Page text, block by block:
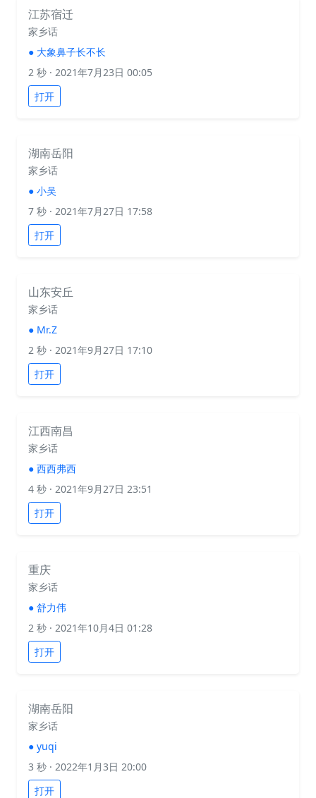
江苏宿迁
家乡话
● 大象鼻子长不长
2 秒 · 2021年7月23日 00:05
打开
湖南岳阳
家乡话
● 小吴
7 秒 · 2021年7月27日 17:58
打开
山东安丘
家乡话
● Mr.Z
2 秒 · 2021年9月27日 17:10
打开
江西南昌
家乡话
● 西西弗西
4 秒 · 2021年9月27日 23:51
打开
重庆
家乡话
● 舒力伟
2 秒 · 2021年10月4日 01:28
打开
湖南岳阳
家乡话
● yuqi
3 秒 · 2022年1月3日 20:00
打开